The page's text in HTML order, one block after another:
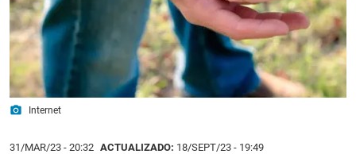
photo_camera Internet
31/MAR/23 - 20:32 ACTUALIZADO: 18/SEPT/23 - 19:49